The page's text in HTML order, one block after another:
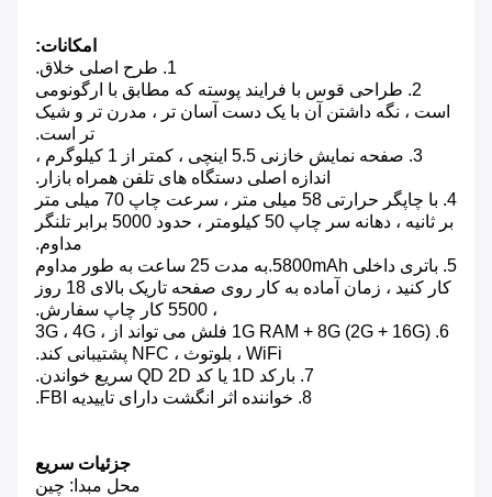
امکانات:
1. طرح اصلی خلاق.
2. طراحی قوس با فرایند پوسته که مطابق با ارگونومی
است ، نگه داشتن آن با یک دست آسان تر ، مدرن تر و شیک
تر است.
3. صفحه نمایش خازنی 5.5 اینچی ، کمتر از 1 کیلوگرم ،
اندازه اصلی دستگاه های تلفن همراه بازار.
4. با چاپگر حرارتی 58 میلی متر ، سرعت چاپ 70 میلی متر
بر ثانیه ، دهانه سر چاپ 50 کیلومتر ، حدود 5000 برابر تلنگر
مداوم.
5. باتری داخلی 5800mAh.به مدت 25 ساعت به طور مداوم
کار کنید ، زمان آماده به کار روی صفحه تاریک بالای 18 روز
، 5500 کار چاپ سفارش.
6. 1G RAM + 8G (2G + 16G) فلش می تواند از 3G ، 4G ،
WiFi ، بلوتوث ، NFC پشتیبانی کند.
7. بارکد 1D یا کد QD 2D سریع خواندن.
8. خواننده اثر انگشت دارای تاییدیه FBI.
جزئیات سریع
محل مبدا: چین